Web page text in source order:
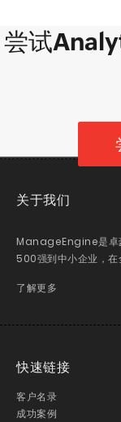
尝试
关于我们
ManageEngine是卓
500强到中小企业，在
了解更多
快速链接
客户名录
成功案例